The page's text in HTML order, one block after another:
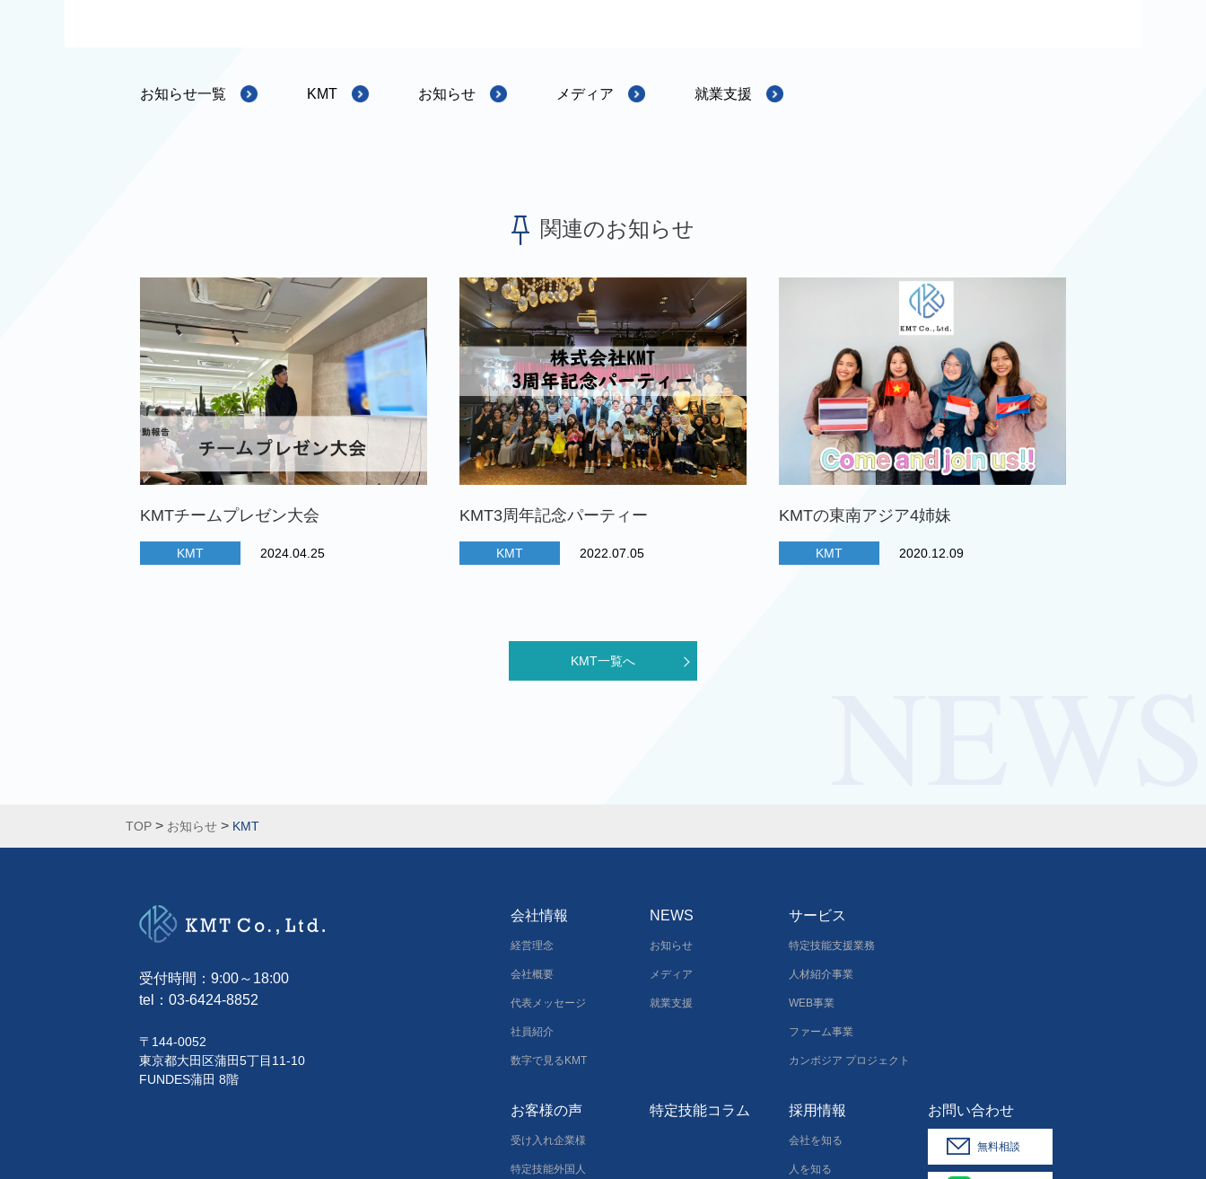
お知らせ一覧 KMT お知らせ メディア 就業支援
関連のお知らせ
KMTチームプレゼン大会
KMT 2024.04.25
KMT3周年記念パーティー
KMT 2022.07.05
KMTの東南アジア4姉妹
KMT 2020.12.09
KMT一覧へ
TOP > お知らせ > KMT
受付時間：9:00～18:00
tel： 03-6424-8852
〒144-0052
東京都大田区蒲田5丁目11-10
FUNDES蒲田 8階
会社情報
経営理念
会社概要
代表メッセージ
社員紹介
数字で見るKMT
NEWS
お知らせ
メディア
就業支援
サービス
特定技能支援業務
人材紹介事業
WEB事業
ファーム事業
カンボジア プロジェクト
お客様の声
受け入れ企業様
特定技能外国人
特定技能コラム 採用情報
会社を知る
人を知る
お問い合わせ
無料相談